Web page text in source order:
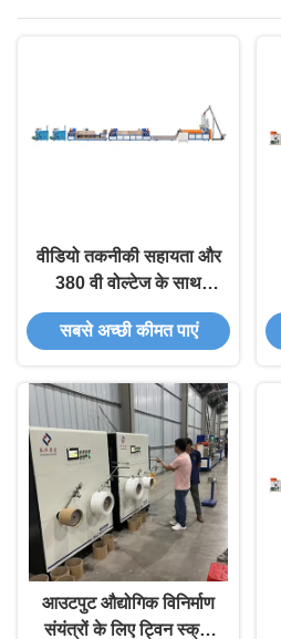
वीडियो तकनीकी सहायता और
380 वी वोल्टेज के साथ
सिंगल स्क्रू प्लास्टिक स्ट्रैप
बनाने की मशीन
सबसे अच्छी कीमत पाएं
आउटपुट औद्योगिक विनिर्माण
संयंत्रों के लिए ट्विन स्क्रू